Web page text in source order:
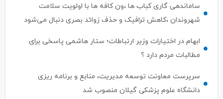
ساماندهی گاری کباب ها ،ون کافه ها با اولویت سلامت
شهروندان ،کاهش ترافیک و حذف زوائد بصری دنبال می‌شود
ابهام در اختیارات وزیر ارتباطات؛ ستار هاشمی پاسخی برای
مطالبات مردم دارد ؟
سرپرست معاونت توسعه مدیریت، منابع و برنامه ریزی
دانشگاه علوم پزشکی گیلان منصوب شد